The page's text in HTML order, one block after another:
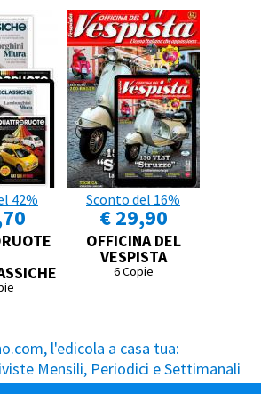
42% Sconto del 16%
€ 29,90
OFFICINA DEL
VESPISTA
6 Copie
l'edicola a casa tua:
Mensili, Periodici e Settimanali